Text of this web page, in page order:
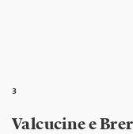
3
Valcucine e